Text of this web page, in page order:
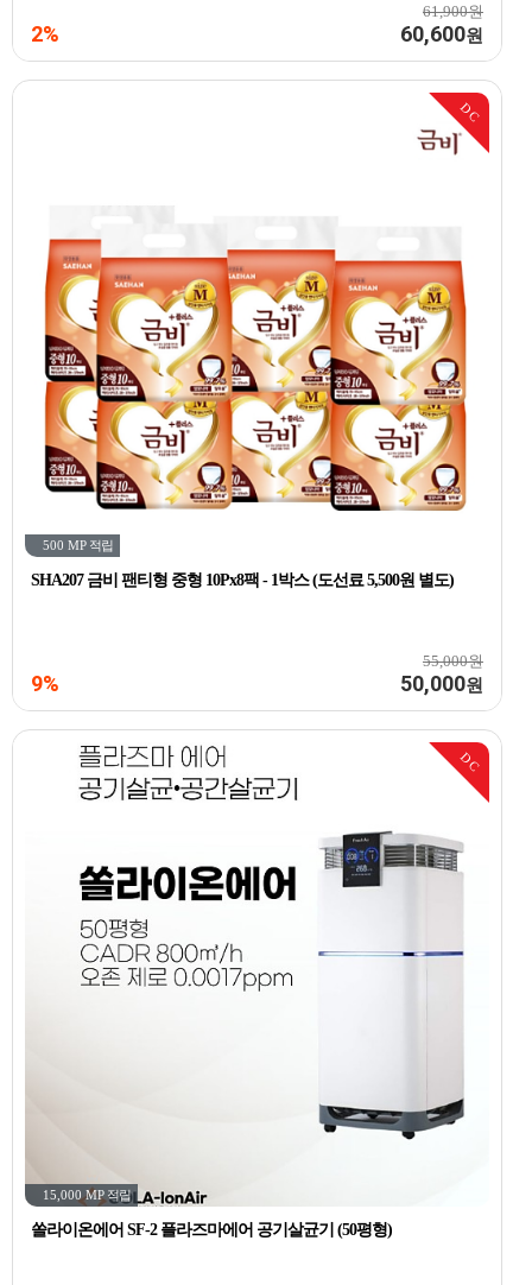
61,900원
2% 60,600원
DC
500 MP 적립
SHA207 금비 팬티형 중형 10Px8팩 - 1박스 (도선료 5,500원 별도)
55,000원
9% 50,000원
DC
15,000 MP 적립
쏠라이온에어 SF-2 플라즈마에어 공기살균기 (50평형)